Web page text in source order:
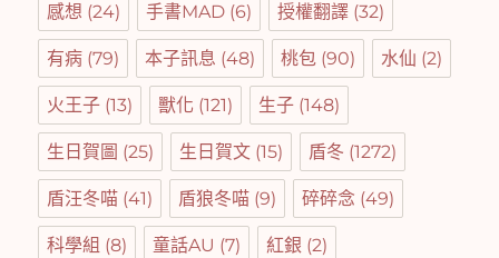
感想 (24) 手書MAD (6) 授權翻譯 (32)
有病 (79) 本子訊息 (48) 桃包 (90) 水仙 (2)
火王子 (13) 獸化 (121) 生子 (148)
生日賀圖 (25) 生日賀文 (15) 盾冬 (1272)
盾汪冬喵 (41) 盾狼冬喵 (9) 碎碎念 (49)
科學組 (8) 童話AU (7) 紅銀 (2)